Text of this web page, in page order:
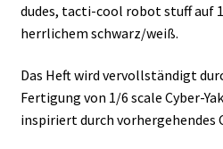
dudes, tacti-cool robot stuff auf
herrlichem schwarz/weiß.
Das Heft wird vervollständigt
Fertigung von 1/6 scale Cyber-
inspiriert durch vorhergehendes